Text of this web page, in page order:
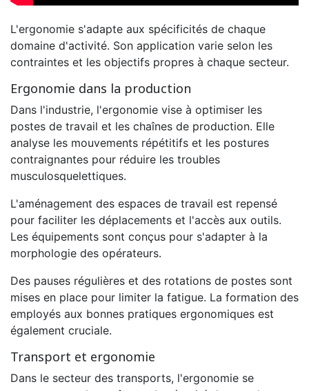
L'ergonomie s'adapte aux spécificités de chaque
domaine d'activité. Son application varie selon les
contraintes et les objectifs propres à chaque secteur.
Ergonomie dans la production
Dans l'industrie, l'ergonomie vise à optimiser les
postes de travail et les chaînes de production. Elle
analyse les mouvements répétitifs et les postures
contraignantes pour réduire les troubles
musculosquelettiques.
L'aménagement des espaces de travail est repensé
pour faciliter les déplacements et l'accès aux outils.
Les équipements sont conçus pour s'adapter à la
morphologie des opérateurs.
Des pauses régulières et des rotations de postes sont
mises en place pour limiter la fatigue. La formation des
employés aux bonnes pratiques ergonomiques est
également cruciale.
Transport et ergonomie
Dans le secteur des transports, l'ergonomie se